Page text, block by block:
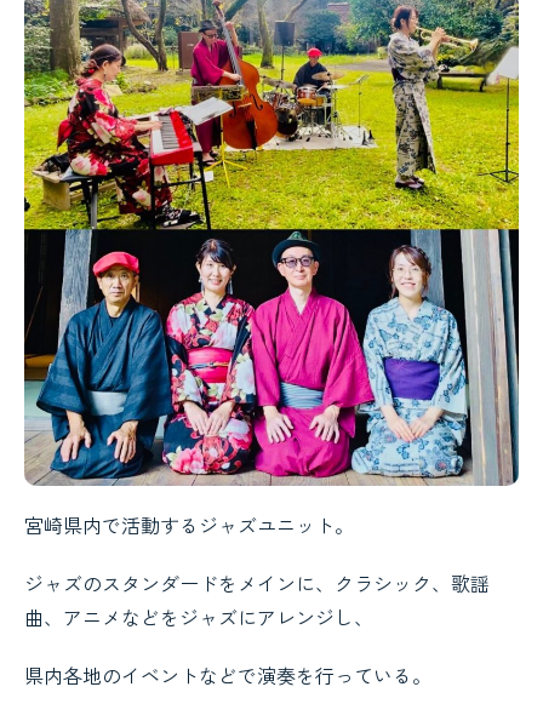
宮崎県内で活動するジャズユニット。
ジャズのスタンダードをメインに、クラシック、歌謡
曲、アニメなどをジャズにアレンジし、
県内各地のイベントなどで演奏を行っている。